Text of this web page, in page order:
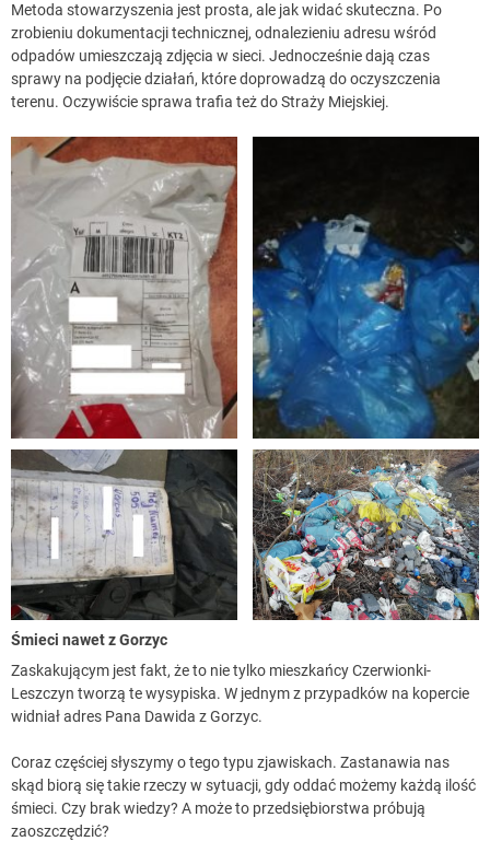
Metoda stowarzyszenia jest prosta, ale jak widać skuteczna. Po
zrobieniu dokumentacji technicznej, odnalezieniu adresu wśród
odpadów umieszczają zdjęcia w sieci. Jednocześnie dają czas
sprawy na podjęcie działań, które doprowadzą do oczyszczenia
terenu. Oczywiście sprawa trafia też do Straży Miejskiej.
Śmieci nawet z Gorzyc
Zaskakującym jest fakt, że to nie tylko mieszkańcy Czerwionki-
Leszczyn tworzą te wysypiska. W jednym z przypadków na kopercie
widniał adres Pana Dawida z Gorzyc.
Coraz częściej słyszymy o tego typu zjawiskach. Zastanawia nas
skąd biorą się takie rzeczy w sytuacji, gdy oddać możemy każdą ilość
śmieci. Czy brak wiedzy? A może to przedsiębiorstwa próbują
zaoszczędzić?